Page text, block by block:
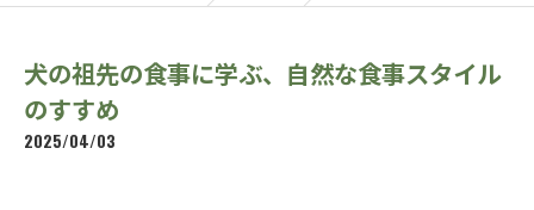
犬の祖先の食事に学ぶ、自然な食事スタイル
のすすめ
2025/04/03